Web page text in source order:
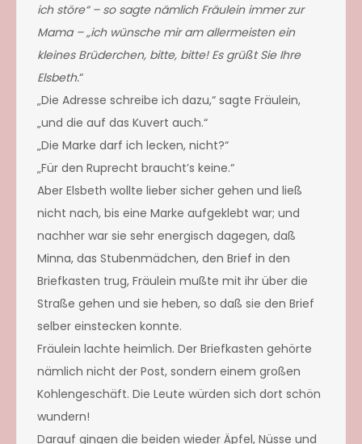
ich störe“ – so sagte nämlich Fräulein immer zur
Mama – „ich wünsche mir am allermeisten ein
kleines Brüderchen, bitte, bitte! Es grüßt Sie Ihre
Elsbeth.“
„Die Adresse schreibe ich dazu,“ sagte Fräulein,
„und die auf das Kuvert auch.“
„Die Marke darf ich lecken, nicht?“
„Für den Ruprecht braucht’s keine.“
Aber Elsbeth wollte lieber sicher gehen und ließ
nicht nach, bis eine Marke aufgeklebt war; und
nachher war sie sehr energisch dagegen, daß
Minna, das Stubenmädchen, den Brief in den
Briefkasten trug, Fräulein mußte mit ihr über die
Straße gehen und sie heben, so daß sie den Brief
selber einstecken konnte.
Fräulein lachte heimlich. Der Briefkasten gehörte
nämlich nicht der Post, sondern einem großen
Kohlengeschäft. Die Leute würden sich dort schön
wundern!
Darauf gingen die beiden wieder Äpfel, Nüsse und